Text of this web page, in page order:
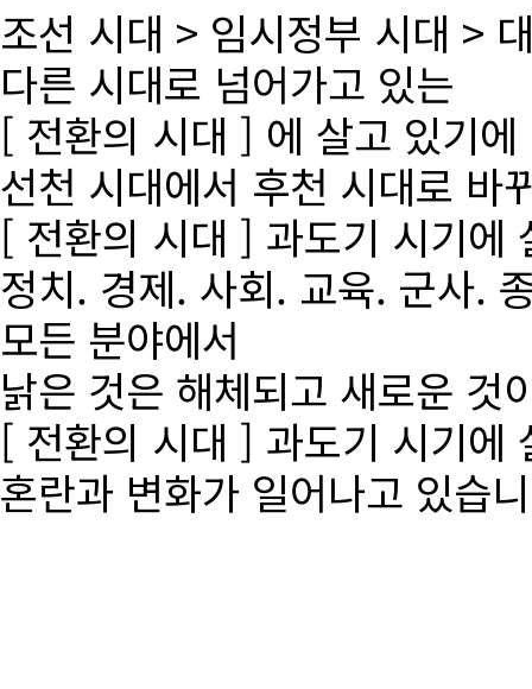
조선 시대 > 임시정부 시대 >
다른 시대로 넘어가고 있는
[ 전환의 시대 ] 에 살고 있기에
선천 시대에서 후천 시대로 바
[ 전환의 시대 ] 과도기 시기에
정치. 경제. 사회. 교육. 군사.
모든 분야에서
낡은 것은 해체되고 새로운 것
[ 전환의 시대 ] 과도기 시기에
혼란과 변화가 일어나고 있습